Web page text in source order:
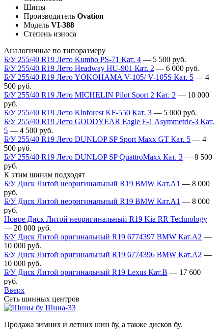
Шипы
Производитель Ovation
Модель VI-388
Степень износа
Аналогичные по типоразмеру
Б/У 255/40 R19 Лето Kumho PS-71 Кат. 4 — 5 500 руб.
Б/У 255/40 R19 Лето Headway HU-901 Кат. 2 — 6 000 руб.
Б/У 255/40 R19 Лето YOKOHAMA V-105/ V-105S Кат. 5 — 4
500 руб.
Б/У 255/40 R19 Лето MICHELIN Pilot Sport 2 Кат. 2 — 10 000
руб.
Б/У 255/40 R19 Лето Kinforest KF-550 Кат. 3 — 5 000 руб.
Б/У 255/40 R19 Лето GOODYEAR Eagle F-1 Asymmetric-3 Кат.
5 — 4 500 руб.
Б/У 255/40 R19 Лето DUNLOP SP Sport Maxx GT Кат. 5 — 4
500 руб.
Б/У 255/40 R19 Лето DUNLOP SP QuattroMaxx Кат. 3 — 8 500
руб.
К этим шинам подходят
Б/У Диск Литой неоригинальный R19 BMW Кат.А1 — 8 000
руб.
Б/У Диск Литой неоригинальный R19 BMW Кат.А1 — 8 000
руб.
Новое Диск Литой неоригинальный R19 Kia RR Technology
— 20 000 руб.
Б/У Диск Литой оригинальный R19 6774397 BMW Кат.А2 —
10 000 руб.
Б/У Диск Литой оригинальный R19 6774396 BMW Кат.А2 —
10 000 руб.
Б/У Диск Литой оригинальный R19 Lexus Кат.В — 17 600
руб.
Вверх
Сеть шинных центров
Шина-33
Продажа зимних и летних шин бу, а также дисков бу.